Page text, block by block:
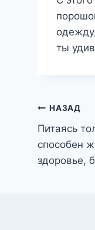
ты
по
НАЗАД
Питаясь
способен
здоровье,